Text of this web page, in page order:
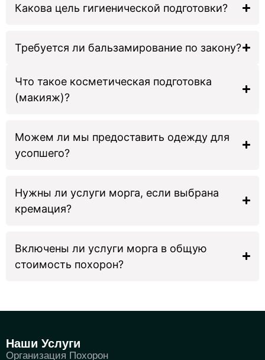
Какова цель гигиенической подготовки?
Требуется ли бальзамирование по закону?
Что такое косметическая подготовка
(макияж)?
Можем ли мы предоставить одежду для
усопшего?
Нужны ли услуги морга, если выбрана
кремация?
Включены ли услуги морга в общую
стоимость похорон?
Наши Услуги
Организация Похорон